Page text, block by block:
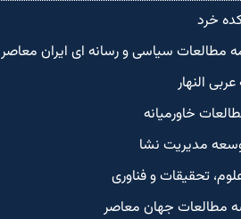
خرد
مطالعات سیاسی و رسانه ای ایران معاصر
عربی النهار
خاورمیانه
مدیریت نشا
تحقیقات و فناوری
مطالعات جهان معاصر